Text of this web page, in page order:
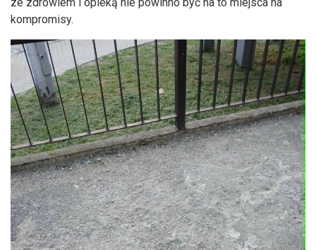
kompromisy.